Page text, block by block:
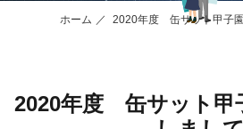
ホーム 2020年度 缶サット甲子
2020年度 缶サット甲